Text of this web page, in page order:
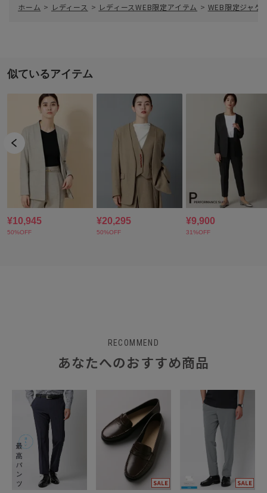
ホーム > レディース > レディースWEB限定アイテム > WEB限定ジャケ
RECOMMEND
あなたへのおすすめ商品